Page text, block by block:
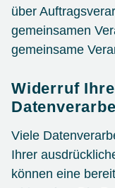
über
gemeinsamen
gemeinsame
Widerruf
Viele
Ihrer
können eine